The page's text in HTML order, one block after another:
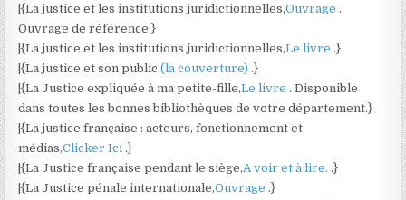
|{La justice et les institutions juridictionnelles,Ouvrage.
Ouvrage de référence.}
|{La justice et les institutions juridictionnelles,Le livre.}
|{La justice et son public,(la couverture).}
|{La Justice expliquée à ma petite-fille,Le livre. Disponible
dans toutes les bonnes bibliothèques de votre département.}
|{La justice française : acteurs, fonctionnement et
médias,Clicker Ici.}
|{La Justice française pendant le siège,A voir et à lire..}
|{La Justice pénale internationale,Ouvrage.}